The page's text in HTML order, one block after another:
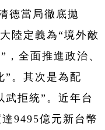
德當局徹底拋
陸定義為“境外敵
，全面推進政治、
”。其次是為配
武拒統”。近年台
9495億元新台幣